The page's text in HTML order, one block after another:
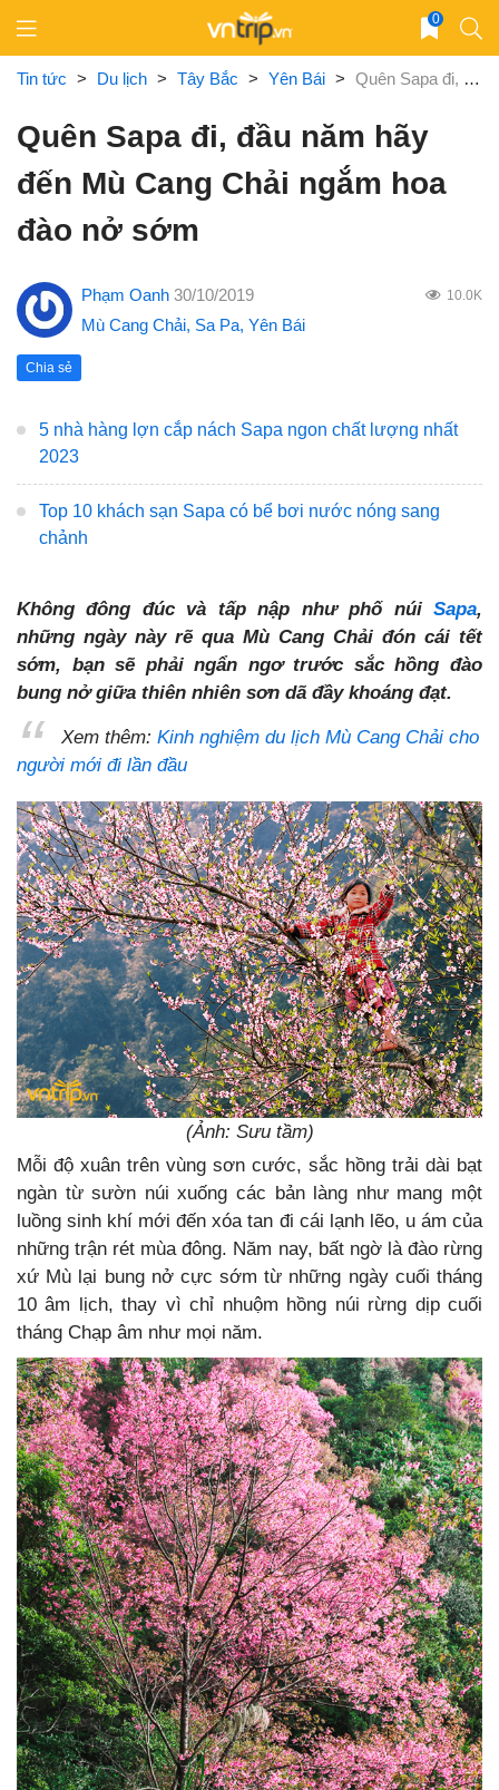
content
0
Tin tức > Du lịch > Tây Bắc > Yên Bái > Quên Sapa đi, đầu năm hãy đến Mù Cang Chải ngắm hoa đào nở sớm
Quên Sapa đi, đầu năm hãy
đến Mù Cang Chải ngắm hoa
đào nở sớm
Phạm Oanh 30/10/2019 10.0K
Mù Cang Chải, Sa Pa, Yên Bái
Chia sẻ
5 nhà hàng lợn cắp nách Sapa ngon chất lượng nhất
2023
Top 10 khách sạn Sapa có bể bơi nước nóng sang
chảnh
Không đông đúc và tấp nập như phố núi Sapa,
những ngày này rẽ qua Mù Cang Chải đón cái tết
sớm, bạn sẽ phải ngẩn ngơ trước sắc hồng đào
bung nở giữa thiên nhiên sơn dã đầy khoáng đạt.
Xem thêm: Kinh nghiệm du lịch Mù Cang Chải cho
người mới đi lần đầu
(Ảnh: Sưu tầm)
Mỗi độ xuân trên vùng sơn cước, sắc hồng trải dài bạt
ngàn từ sườn núi xuống các bản làng như mang một
luồng sinh khí mới đến xóa tan đi cái lạnh lẽo, u ám của
những trận rét mùa đông. Năm nay, bất ngờ là đào rừng
xứ Mù lại bung nở cực sớm từ những ngày cuối tháng
10 âm lịch, thay vì chỉ nhuộm hồng núi rừng dịp cuối
tháng Chạp âm như mọi năm.